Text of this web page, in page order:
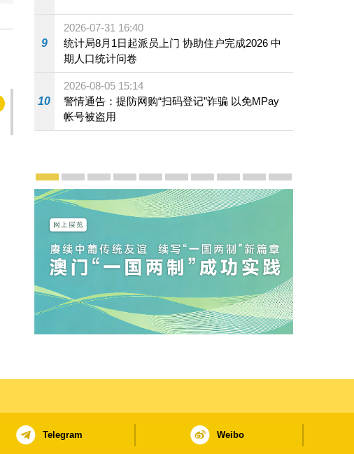
9
2026-07-31 16:40
统计局8月1日起派员上门 协助住户完成2026 中
期人口统计问卷
10
2026-08-05 15:14
警情通告：提防网购“扫码登记”诈骗 以免MPay
帐号被盗用
宣传及推广
赓续中葡传统友谊 续写“一国两制”新篇章 — 澳门“一国
澳门名片集
行政长官岑浩辉11月18日发表2026年施政报
施政特写澳门特别行政区经济和社会发展第
横琴粤澳深度合作区专题网站
施政小讲堂
走进澳门澳门相簿2020
《澳门微视
Telegram Weibo